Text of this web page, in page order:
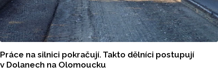
Práce na silnici pokračují. Takto dělníci postupují
v Dolanech na Olomoucku